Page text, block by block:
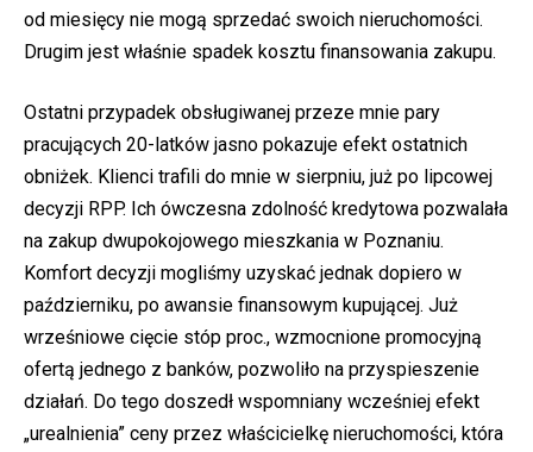
od miesięcy nie mogą sprzedać swoich nieruchomości.
Drugim jest właśnie spadek kosztu finansowania zakupu.
Ostatni przypadek obsługiwanej przeze mnie pary
pracujących 20-latków jasno pokazuje efekt ostatnich
obniżek. Klienci trafili do mnie w sierpniu, już po lipcowej
decyzji RPP. Ich ówczesna zdolność kredytowa pozwalała
na zakup dwupokojowego mieszkania w Poznaniu.
Komfort decyzji mogliśmy uzyskać jednak dopiero w
październiku, po awansie finansowym kupującej. Już
wrześniowe cięcie stóp proc., wzmocnione promocyjną
ofertą jednego z banków, pozwoliło na przyspieszenie
działań. Do tego doszedł wspomniany wcześniej efekt
„urealnienia” ceny przez właścicielkę nieruchomości, która